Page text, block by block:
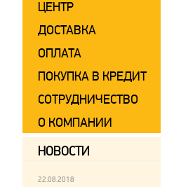
ЦЕНТР
ДОСТАВКА
ОПЛАТА
ПОКУПКА В КРЕДИТ
СОТРУДНИЧЕСТВО
О КОМПАНИИ
НОВОСТИ
22.08.2018